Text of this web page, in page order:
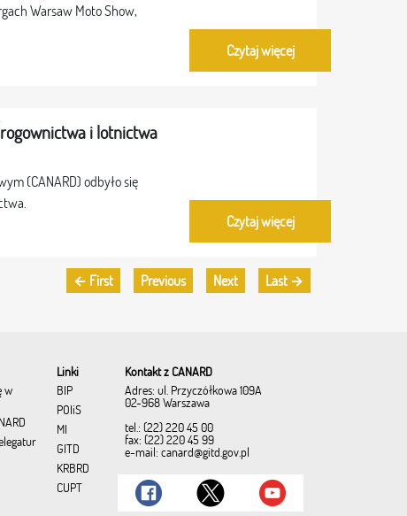
Warsaw Moto Show,
Czytaj więcej
i lotnictwa
(CANARD) odbyło się
Czytaj więcej
← First Previous Next Last →
w
Linki
BIP
POIiŚ
MI
GITD
KRBRD
CUPT
Kontakt z CANARD
Adres: ul. Przyczółkowa 109A
02-968 Warszawa
tel.: (22) 220 45 00
fax: (22) 220 45 99
e-mail: canard@gitd.gov.pl